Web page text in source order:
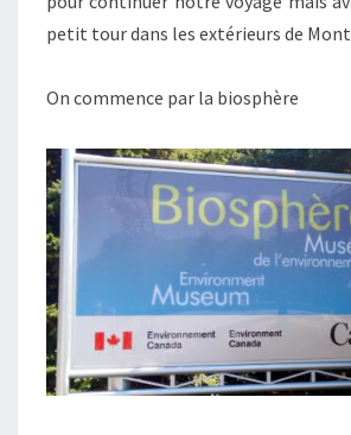
petit tour dans les extérieurs de
On commence par la biosphère